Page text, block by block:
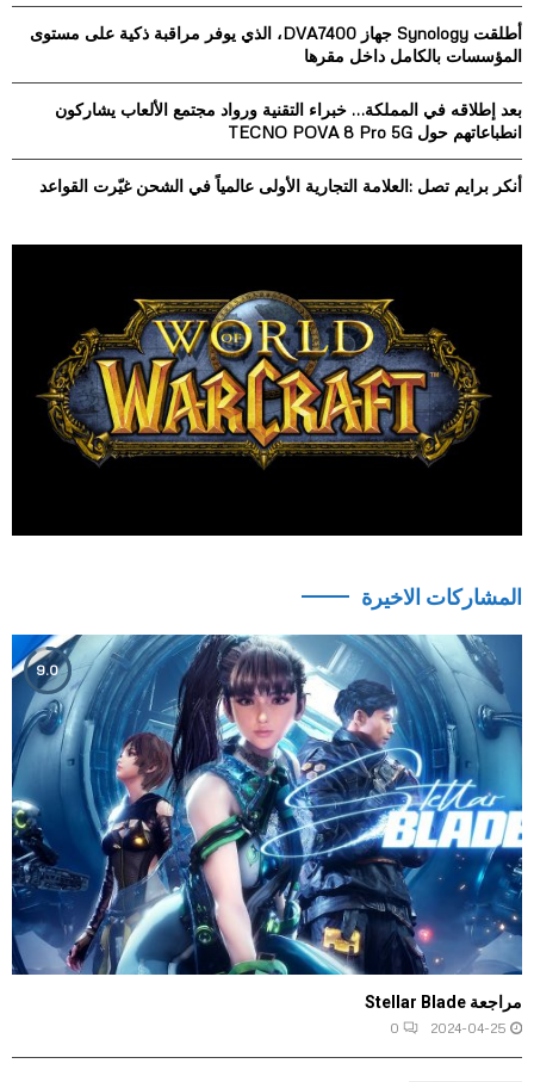
:
C
H
أطلقت Synology جهاز DVA7400، الذي يوفر مراقبة ذكية على مستوى
المؤسسات بالكامل داخل مقرها
بعد إطلاقه في المملكة… خبراء التقنية ورواد مجتمع الألعاب يشاركون
انطباعاتهم حول TECNO POVA 8 Pro 5G
أنكر برايم تصل :العلامة التجارية الأولى عالمياً في الشحن غيّرت القواعد
المشاركات الاخيرة
مراجعة Stellar Blade
2024-04-25
0
9.0